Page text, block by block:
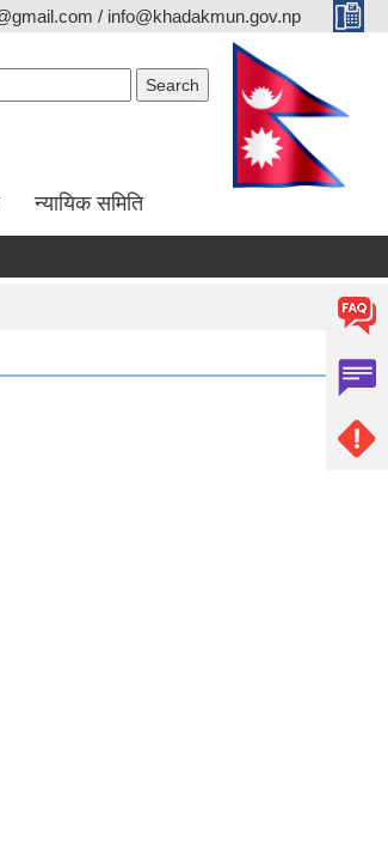
/ info@khadakmun.gov.np
न्यायिक समिति
सूचना